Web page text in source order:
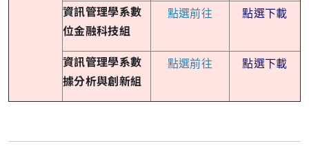
資訊管理學系數
位金融科技組
點選前往 點選下載
資訊管理學系數
據分析與創新組
點選前往 點選下載